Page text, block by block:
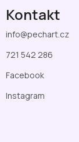
Kontakt
info@pechart.cz
721 542 286
Facebook
Instagram